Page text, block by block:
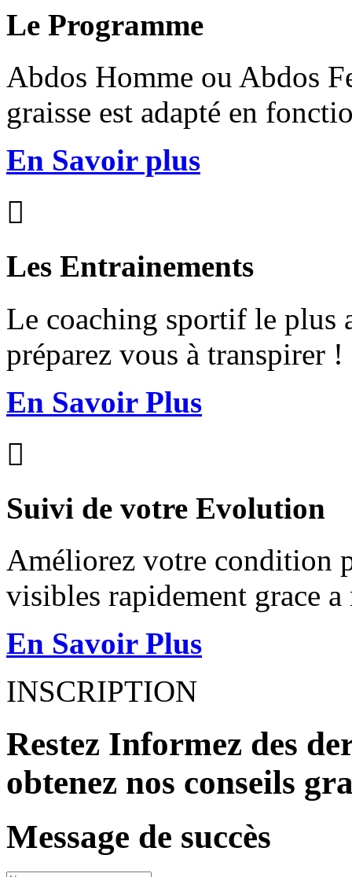
Le Programme
Abdos Homme ou Abdos
graisse est adapté en
En Savoir plus

Les Entrainements
Le coaching sportif le plus
préparez vous à transpirer !
En Savoir Plus

Suivi de votre Evolution
Améliorez votre condition
visibles rapidement grace
En Savoir Plus
INSCRIPTION
Restez Informez des
obtenez nos conseils
Message de succès